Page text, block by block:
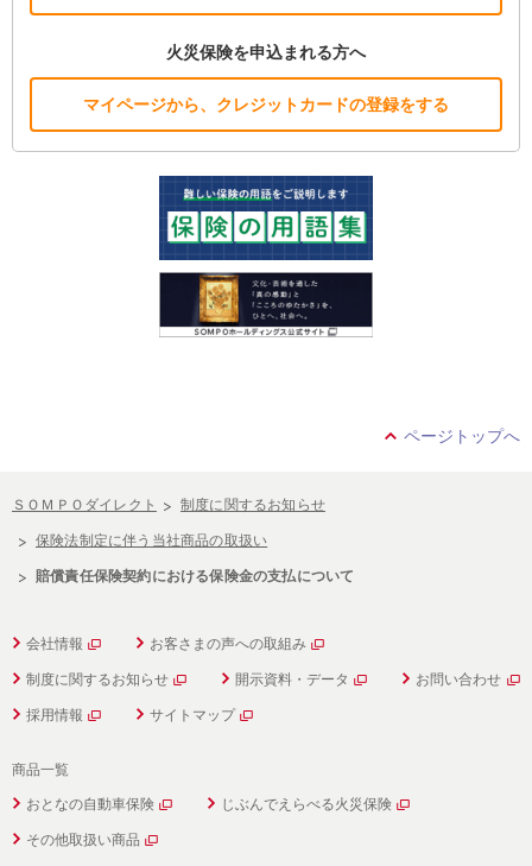
火災保険を申込まれる方へ
マイページから、クレジットカードの登録をする
ページトップへ
ＳＯＭＰＯダイレクト 制度に関するお知らせ
保険法制定に伴う当社商品の取扱い
賠償責任保険契約における保険金の支払について
会社情報 お客さまの声への取組み
制度に関するお知らせ 開示資料・データ お問い合わせ
採用情報 サイトマップ
商品一覧
おとなの自動車保険 じぶんでえらべる火災保険
その他取扱い商品